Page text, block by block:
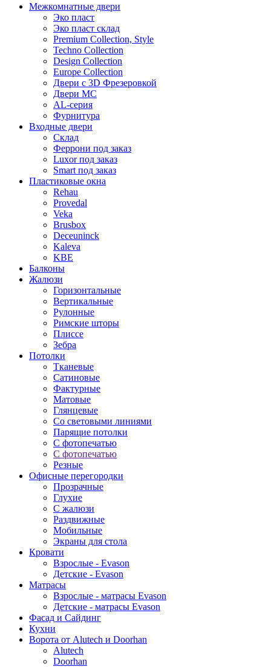
Межкомнатные двери
Эко пласт
Эко пласт склад
Premium Collection, Style
Techno Collection
Design Collection
Europe Collection
Двери с 3D Фрезеровкой
Двери МС
AL-серия
Фурнитура
Входные двери
Склад
Феррони под заказ
Luxor под заказ
Smart под заказ
Пластиковые окна
Rehau
Provedal
Veka
Brusbox
Deceuninck
Kaleva
KBE
Балконы
Жалюзи
Горизонтальные
Вертикальные
Рулонные
Римские шторы
Плиссе
Зебра
Потолки
Тканевые
Сатиновые
Фактурные
Матовые
Глянцевые
Со световыми линиями
Парящие потолки
С фотопечатью
С фотопечатью
Резные
Офисные перегородки
Прозрачные
Глухие
С жалюзи
Раздвижные
Мобильные
Экраны для стола
Кровати
Взрослые - Evason
Детские - Evason
Матрасы
Взрослые - матрасы Evason
Детские - матрасы Evason
Фасад и Сайдинг
Кухни
Ворота от Alutech и Doorhan
Alutech
Doorhan